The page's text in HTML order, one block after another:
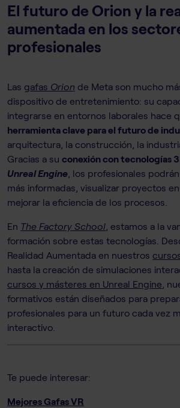
El futuro de Orion y la
aumentada en los
profesionales
Las gafas Orion de Meta son mucho
dispositivo de entretenimiento: su
integrarse en entornos laborales hace
herramienta clave para el futuro de
arquitectura, la construcción, la
Gracias a su conexión con tecnologías
Unreal Engine , los profesionales
más informadas, visualizar proyectos
mejorar la eficiencia de los procesos.
En The Factory School , estamos a la
formación sobre estas tecnologías.
Realidad Aumentada en nuestros
hasta la creación de simulaciones
cursos y másteres en Unreal Engine ,
formativos están diseñados para
profesionales para un futuro cada vez
interactivo.
Te puede interesar:
Mejores Gafas VR